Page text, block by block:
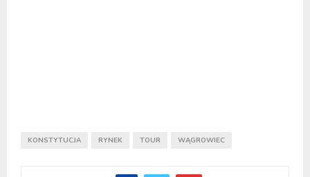
KONSTYTUCJA RYNEK TOUR WĄGROWIEC